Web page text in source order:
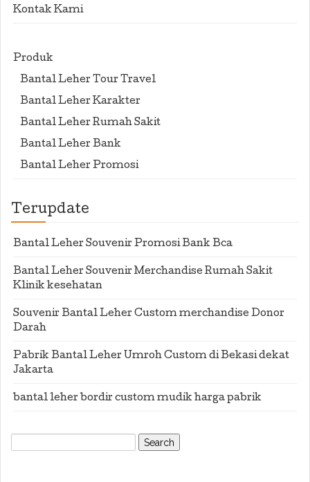
Kontak Kami
Produk
Bantal Leher Tour Travel
Bantal Leher Karakter
Bantal Leher Rumah Sakit
Bantal Leher Bank
Bantal Leher Promosi
Terupdate
Bantal Leher Souvenir Promosi Bank Bca
Bantal Leher Souvenir Merchandise Rumah Sakit
Klinik kesehatan
Souvenir Bantal Leher Custom merchandise Donor
Darah
Pabrik Bantal Leher Umroh Custom di Bekasi dekat
Jakarta
bantal leher bordir custom mudik harga pabrik
Search
for: